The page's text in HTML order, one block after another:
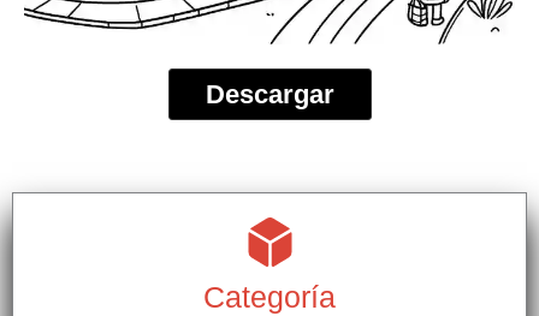
Descargar
Categoría